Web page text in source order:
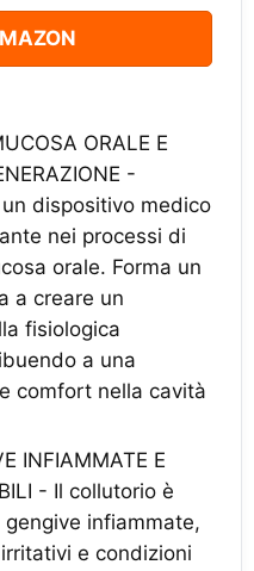
ORALE E
-
dispositivo medico
nei processi di
orale. Forma un
a creare un
fisiologica
a una
comfort nella cavità
INFIAMMATE E
- Il collutorio è
infiammate,
e condizioni